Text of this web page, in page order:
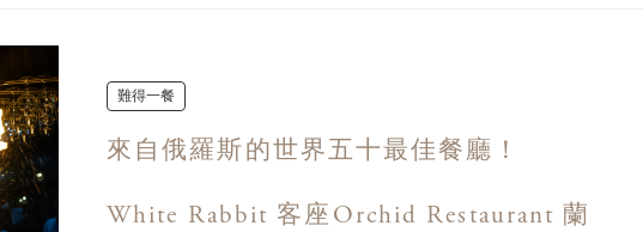
難得一餐
來自俄羅斯的世界五十最佳餐廳！
White Rabbit 客座Orchid Restaurant 蘭